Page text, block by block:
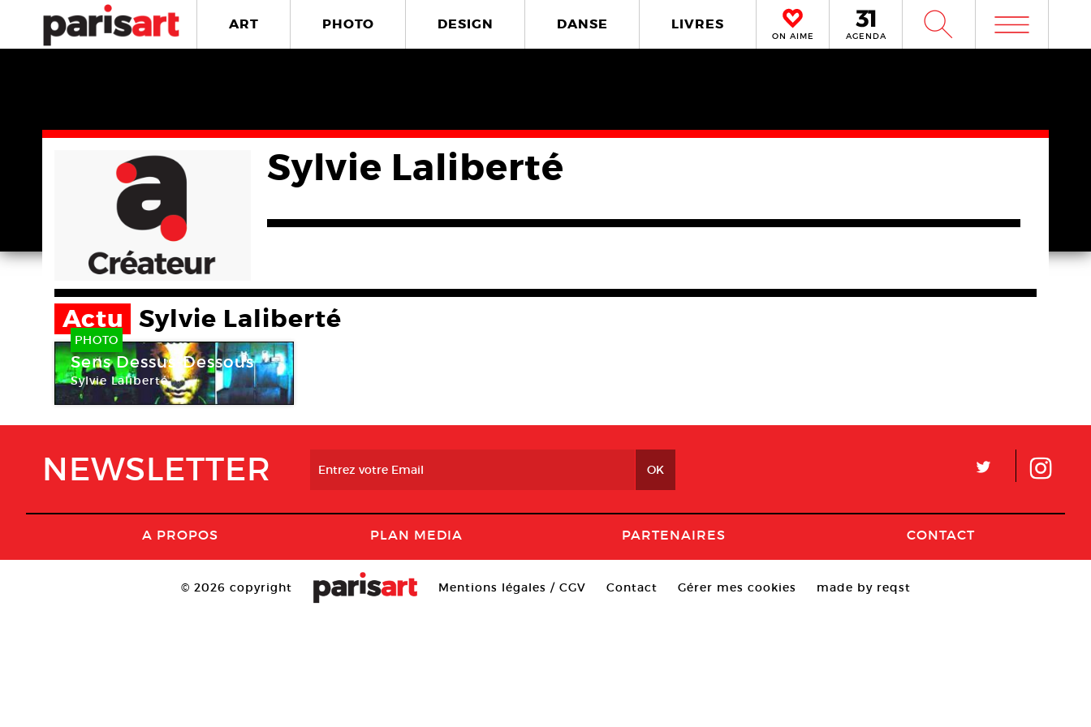
ART PHOTO DESIGN DANSE LIVRES
ON AIME AGENDA W m
Sylvie Laliberté
Actu Sylvie Laliberté
PHOTO
Sens Dessus-Dessous
Sylvie Laliberté
NEWSLETTER L
A PROPOS PLAN MEDIA PARTENAIRES CONTACT
© 2026 copyright Mentions légales / CGV Contact Gérer mes cookies made by reqst